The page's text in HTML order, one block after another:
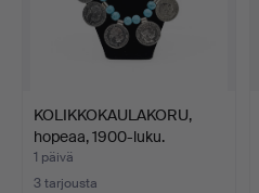
KOLIKKOKAULAKORU,
hopeaa, 1900-luku.
1 päivä
3 tarjousta